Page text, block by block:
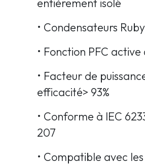
entièrement isolé
• Condensateurs
• Fonction PFC
• Facteur de
efficacité> 93%
• Conforme à IEC
207
• Compatible avec